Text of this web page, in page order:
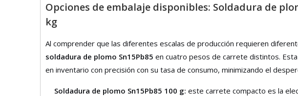
Opciones de embalaje disponibles: Soldadura de
kg
Al comprender que las diferentes escalas de producción requieren
soldadura de plomo Sn15Pb85 en cuatro pesos de carrete distintos.
en inventario con precisión con su tasa de consumo, minimizando el
Soldadura de plomo Sn15Pb85 100 g: este carrete compacto es la